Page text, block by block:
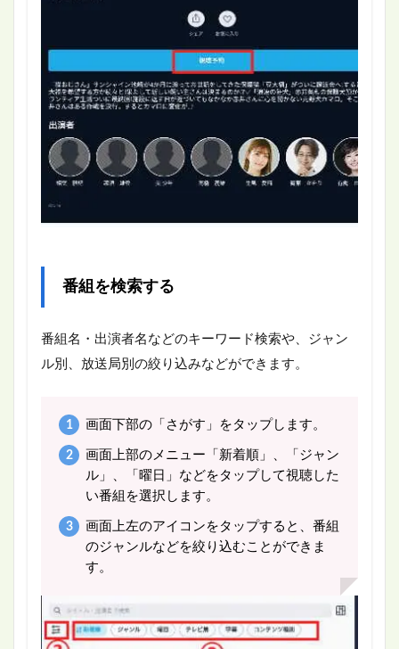
番組を検索する
番組名・出演者名などのキーワード検索や、ジャン
ル別、放送局別の絞り込みなどができます。
画面下部の「さがす」をタップします。
画面上部のメニュー「新着順」、「ジャン
ル」、「曜日」などをタップして視聴した
い番組を選択します。
画面上左のアイコンをタップすると、番組
のジャンルなどを絞り込むことができま
す。